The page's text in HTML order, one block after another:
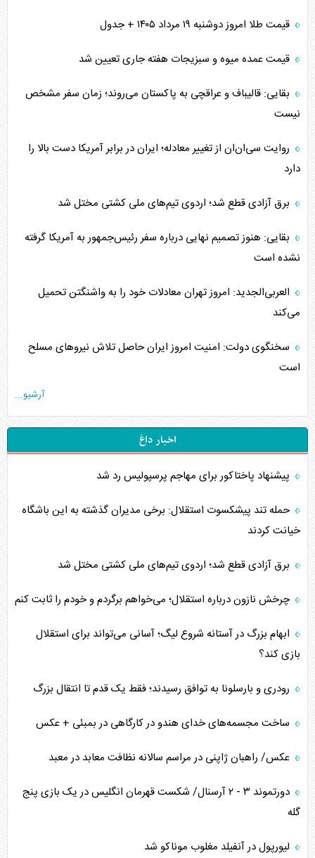
قیمت طلا امروز دوشنبه ۱۹ مرداد ۱۴۰۵ + جدول
قیمت عمده میوه و سبزیجات هفته جاری تعیین شد
بقایی: قالیباف و عراقچی به پاکستان می‌روند؛ زمان سفر مشخص
نیست
روایت سی‌ان‌ان از تغییر معادله؛ ایران در برابر آمریکا دست بالا را
دارد
برق آزادی قطع شد؛ اردوی تیم‌های ملی کشتی مختل شد
بقایی: هنوز تصمیم نهایی درباره سفر رئیس‌جمهور به آمریکا گرفته
نشده است
العربی‌الجدید: امروز تهران معادلات خود را به واشنگتن تحمیل
می‌کند
سخنگوی دولت: امنیت امروز ایران حاصل تلاش نیروهای مسلح
است
آرشیو...
اخبار داغ
پیشنهاد پاختاکور برای مهاجم پرسپولیس رد شد
حمله تند پیشکسوت استقلال: برخی مدیران گذشته به این باشگاه
خیانت کردند
برق آزادی قطع شد؛ اردوی تیم‌های ملی کشتی مختل شد
چرخش نازون درباره استقلال؛ می‌خواهم برگردم و خودم را ثابت کنم
ابهام بزرگ در آستانه شروع لیگ؛ آسانی می‌تواند برای استقلال
بازی کند؟
رودری و بارسلونا به توافق رسیدند؛ فقط یک قدم تا انتقال بزرگ
ساخت مجسمه‌های خدای هندو در کارگاهی در بمبئی + عکس
عکس/ راهبان ژاپنی در مراسم سالانه نظافت معابد در معبد
دورتموند ۳ - ۲ آرسنال/ شکست قهرمان انگلیس در یک بازی پنج
گله
لیورپول در آنفیلد مغلوب موناکو شد